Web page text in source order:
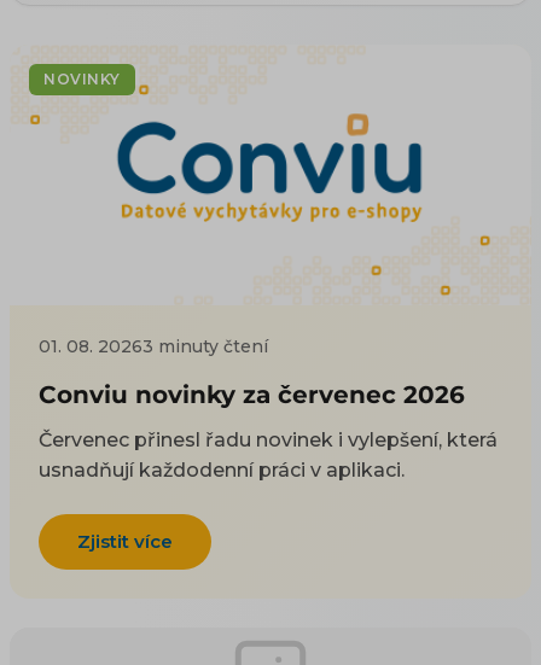
NOVINKY
01. 08. 20263 minuty čtení
Conviu novinky za červenec 2026
Červenec přinesl řadu novinek i vylepšení, která
usnadňují každodenní práci v aplikaci.
Zjistit více